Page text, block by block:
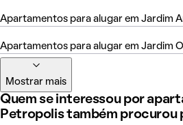
Apartamentos para alugar em Jardim
Apartamentos para alugar em Jardim
Mostrar mais
Quem se interessou por
Petropolis também procurou